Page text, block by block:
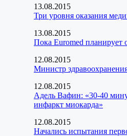
13.08.2015
Три уровня оказания
13.08.2015
Пока Euromed планирует
12.08.2015
Министр
12.08.2015
Адель Вафин: «30-40
инфаркт миокарда»
12.08.2015
Начались испытания